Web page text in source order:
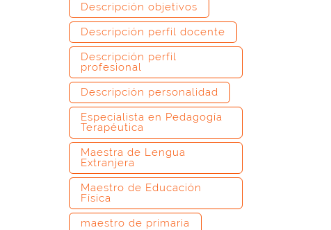
Descripción objetivos
Descripción perfil docente
Descripción perfil
profesional
Descripción personalidad
Especialista en Pedagogía
Terapéutica
Maestra de Lengua
Extranjera
Maestro de Educación
Física
maestro de primaria